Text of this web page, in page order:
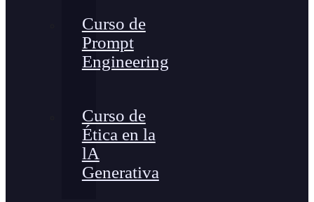
Curso de
Prompt
Engineering
Curso de
Ética en la
lA
Generativa